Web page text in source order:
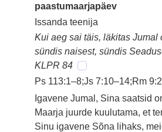
paastumaarjapäev
Issanda teenija
Kui aeg sai täis, läkitas Jumal
sündis naisest, sündis
KLPR 84
Ps 113:1–8;Js 7:10–14;Rm
Igavene Jumal, Sina saatsid
Maarja juurde kuulutama, et
Sinu igavene Sõna lihaks,